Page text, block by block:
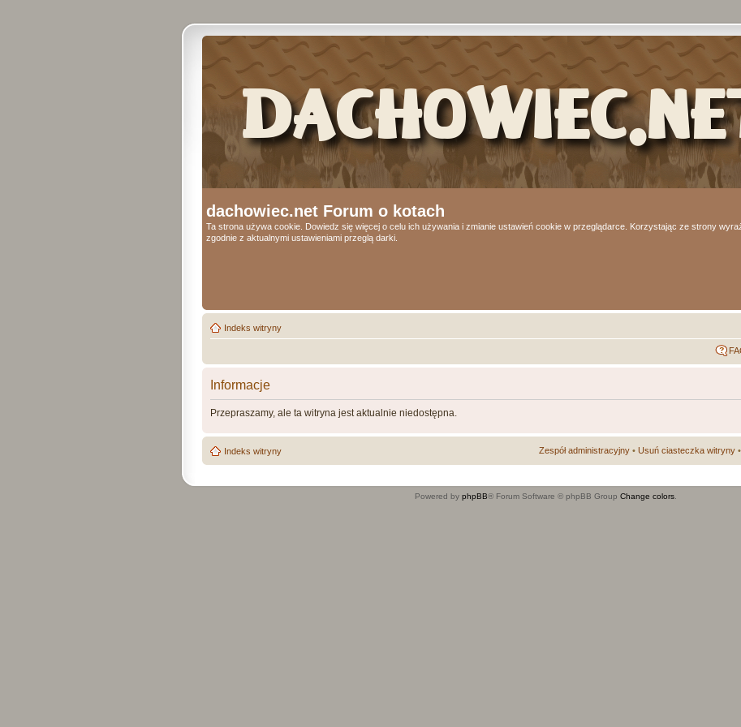
dachowiec.net Forum o kotach
Ta strona używa cookie. Dowiedz się więcej o celu ich używania i zmianie ustawień cookie w przeglądarce. Korzystając ze strony
zgodnie z aktualnymi ustawieniami przeglą darki.
Indeks witryny
Informacje
Przepraszamy, ale ta witryna jest aktualnie niedostępna.
Indeks witryny Zespół administracyjny • Usuń ciasteczka witryny
Powered by phpBB® Forum Software © phpBB Group Change colors.